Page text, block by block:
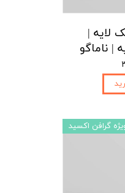
لایه |
| ناماگو
گرافن اکسید